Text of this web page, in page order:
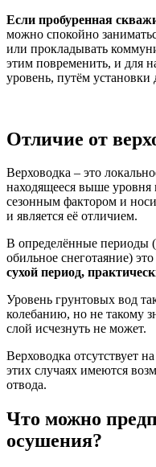
Если пробуренная
можно спокойно
или прокладывать
этим повременить, и для
уровень, путём установки
Отличие от
Верховодка – это
находящееся выше уровня
сезонным фактором и
и является её отличием.
В определённые периоды
обильное снеготаяние)
сухой период,
Уровень грунтовых вод
колебанию, но не такому
слой исчезнуть не может.
Верховодка отсутствует
этих случаях имеются
отвода.
Что можно
осушения?